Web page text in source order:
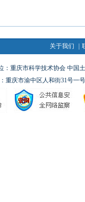
关于我们
重庆市科学技术协会 中国
重庆市渝中区人和街31号一